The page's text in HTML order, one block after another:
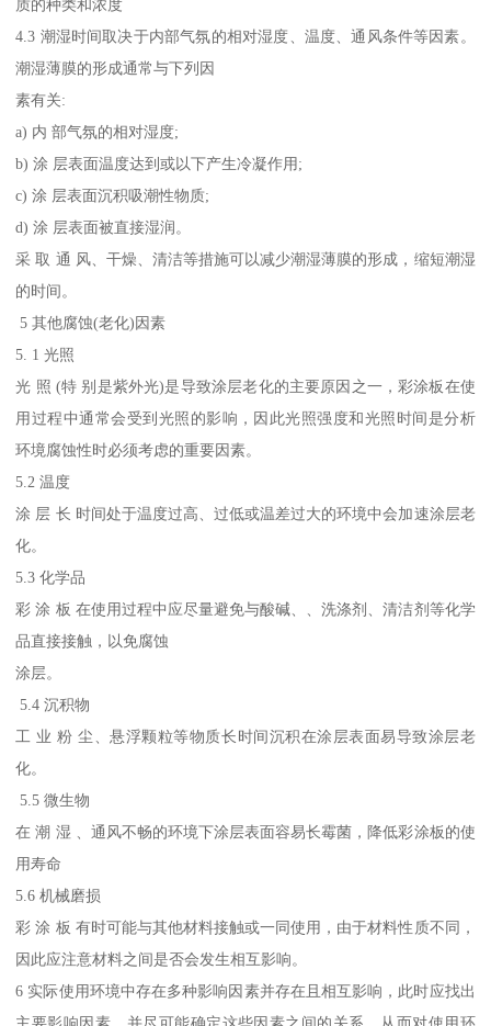
质的种类和浓度
4.3 潮湿时间取决于内部气氛的相对湿度、温度、通风条件等因素。
潮湿薄膜的形成通常与下列因
素有关:
a) 内 部气氛的相对湿度;
b) 涂 层表面温度达到或以下产生冷凝作用;
c) 涂 层表面沉积吸潮性物质;
d) 涂 层表面被直接湿润。
采 取 通 风、干燥、清洁等措施可以减少潮湿薄膜的形成，缩短潮湿
的时间。
5 其他腐蚀(老化)因素
5. 1 光照
光 照 (特 别是紫外光)是导致涂层老化的主要原因之一，彩涂板在使
用过程中通常会受到光照的影响，因此光照强度和光照时间是分析
环境腐蚀性时必须考虑的重要因素。
5.2 温度
涂 层 长 时间处于温度过高、过低或温差过大的环境中会加速涂层老
化。
5.3 化学品
彩 涂 板 在使用过程中应尽量避免与酸碱、、洗涤剂、清洁剂等化学
品直接接触，以免腐蚀
涂层。
5.4 沉积物
工 业 粉 尘、悬浮颗粒等物质长时间沉积在涂层表面易导致涂层老
化。
5.5 微生物
在 潮 湿 、通风不畅的环境下涂层表面容易长霉菌，降低彩涂板的使
用寿命
5.6 机械磨损
彩 涂 板 有时可能与其他材料接触或一同使用，由于材料性质不同，
因此应注意材料之间是否会发生相互影响。
6 实际使用环境中存在多种影响因素并存在且相互影响，此时应找出